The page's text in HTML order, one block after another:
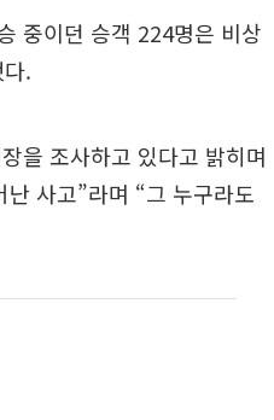
중이던 승객 224명은 비상
.
을 조사하고 있다고 밝히며
사고”라며 “그 누구라도